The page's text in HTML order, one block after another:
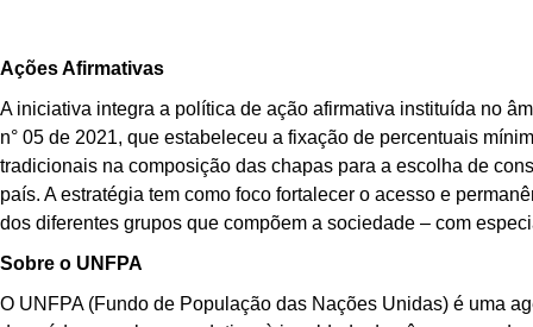
Ações Afirmativas
A iniciativa integra a política de ação afirmativa instituída no
n° 05 de 2021, que estabeleceu a fixação de percentuais
tradicionais na composição das chapas para a escolha de
país. A estratégia tem como foco fortalecer o acesso e
dos diferentes grupos que compõem a sociedade – com
Sobre o UNFPA
O UNFPA (Fundo de População das Nações Unidas) é uma